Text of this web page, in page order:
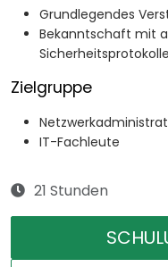
Grundlegendes
Bekanntschaft mit
Zielgruppe
IT-Fachleute
21 Stunden